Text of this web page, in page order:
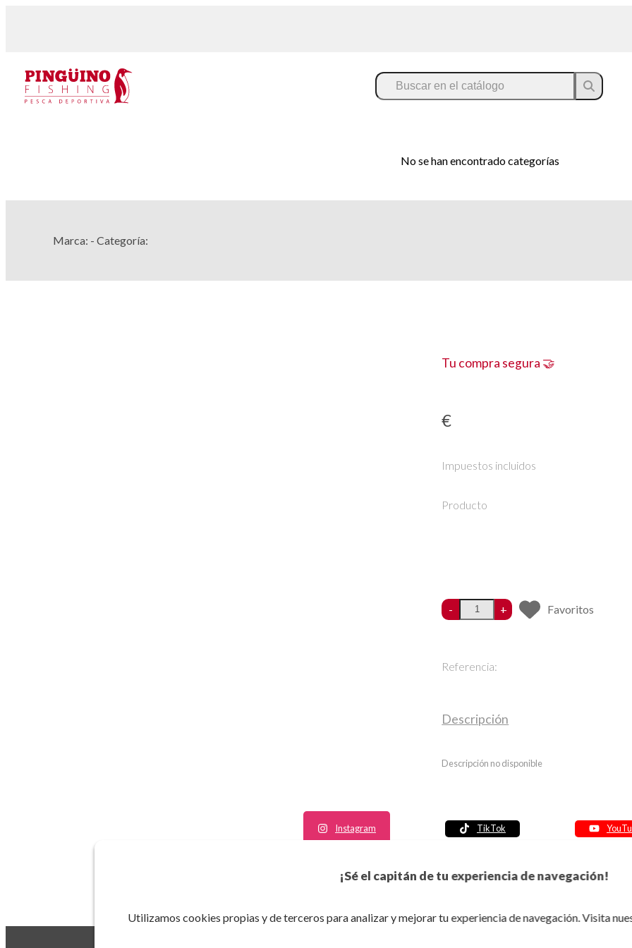
¡Sé el capitán de tu experiencia de navegación!
Utilizamos cookies propias y de terceros para analizar y mejorar tu experiencia de navegación. Visita
No se han encontrado categorías
Marca: - Categoría:
Tu compra segura 🤝
€
Impuestos incluidos
Producto
- + Favoritos
Referencia:
Descripción
Descripción no disponible
Instagram TikTok
Política de seguridad